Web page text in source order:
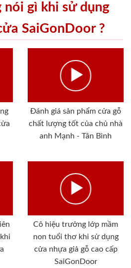
nói gì khi sử dụng
SaiGonDoor ?
Đánh giá sản phẩm cửa gỗ
chất lượng tốt của chủ nhà
anh Mạnh - Tân Bình
Cô hiệu trưởng lớp mầm
non tuổi thơ khi sử dụng
cửa nhựa giả gỗ cao cấp
SaiGonDoor